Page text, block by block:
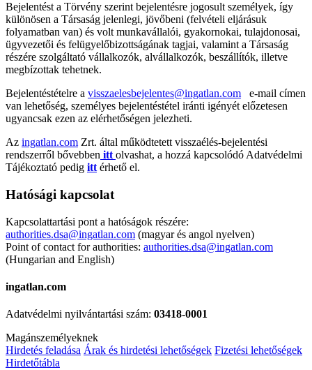
Bejelentést a Törvény szerint bejelentésre jogosult személyek, így
különösen a Társaság jelenlegi, jövőbeni (felvételi eljárásuk
folyamatban van) és volt munkavállalói, gyakornokai, tulajdonosai,
ügyvezetői és felügyelőbizottságának tagjai, valamint a Társaság
részére szolgáltató vállalkozók, alvállalkozók, beszállítók, illetve
megbízottak tehetnek.
Bejelentéstételre a visszaelesbejelentes@ingatlan.com e-mail címen
van lehetőség, személyes bejelentéstétel iránti igényét előzetesen
ugyancsak ezen az elérhetőségen jelezheti.
Az ingatlan.com Zrt. által működtetett visszaélés-bejelentési
rendszerről bővebben itt olvashat, a hozzá kapcsolódó Adatvédelmi
Tájékoztató pedig itt érhető el.
Hatósági kapcsolat
Kapcsolattartási pont a hatóságok részére:
authorities.dsa@ingatlan.com (magyar és angol nyelven)
Point of contact for authorities: authorities.dsa@ingatlan.com
(Hungarian and English)
ingatlan.com
Adatvédelmi nyilvántartási szám: 03418-0001
Magánszemélyeknek
Hirdetés feladása Árak és hirdetési lehetőségek Fizetési lehetőségek
Hirdetőtábla